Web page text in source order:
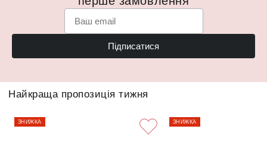
Підписатися
Найкраща пропозиція тижня
ЗНИЖКА ЗНИЖКА